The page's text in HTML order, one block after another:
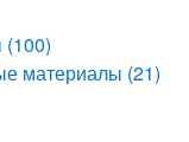
сом
(100)
материалы (21)